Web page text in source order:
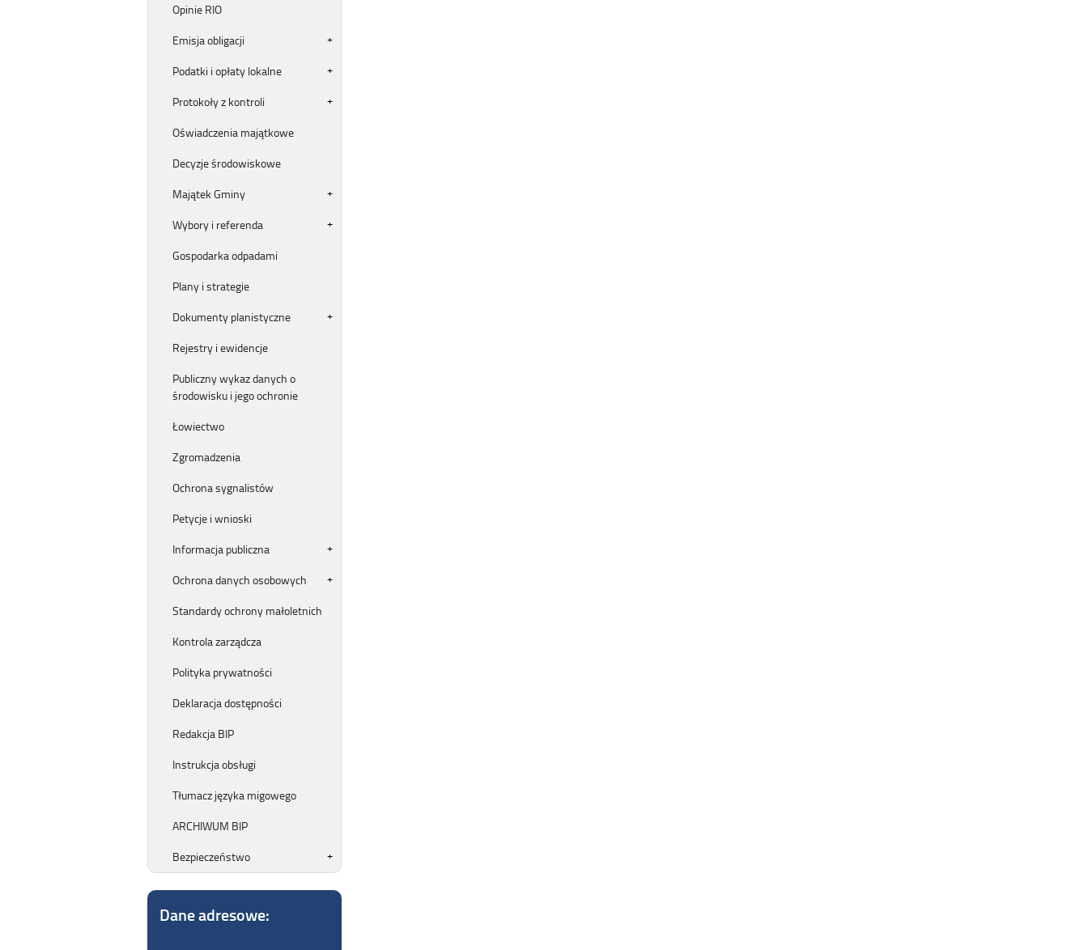
Opinie RIO
Emisja obligacji
Podatki i opłaty lokalne
Protokoły z kontroli
Oświadczenia majątkowe
Decyzje środowiskowe
Majątek Gminy
Wybory i referenda
Gospodarka odpadami
Plany i strategie
Dokumenty planistyczne
Rejestry i ewidencje
Publiczny wykaz danych o
środowisku i jego ochronie
Łowiectwo
Zgromadzenia
Ochrona sygnalistów
Petycje i wnioski
Informacja publiczna
Ochrona danych osobowych
Standardy ochrony małoletnich
Kontrola zarządcza
Polityka prywatności
Deklaracja dostępności
Redakcja BIP
Instrukcja obsługi
Tłumacz języka migowego
ARCHIWUM BIP
Bezpieczeństwo
Dane adresowe: